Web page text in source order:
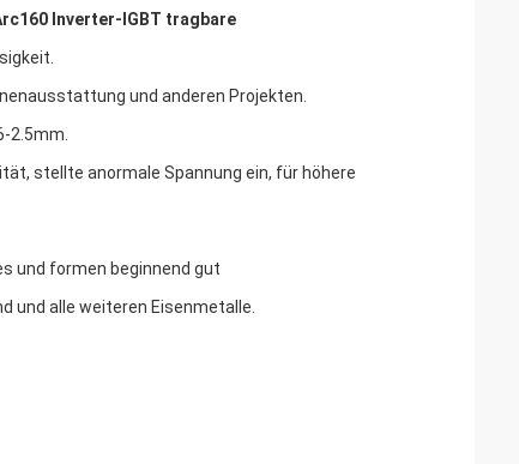
Inverter-IGBT tragbare
und anderen Projekten.
2.5mm.
stellte anormale Spannung ein, für höhere
und formen beginnend gut
und alle weiteren Eisenmetalle.